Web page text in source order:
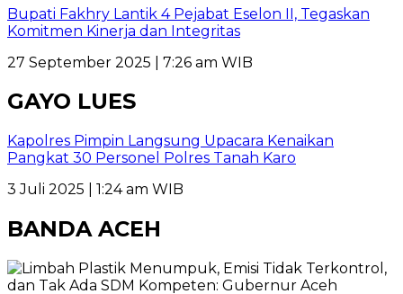
Bupati Fakhry Lantik 4 Pejabat Eselon II, Tegaskan
Komitmen Kinerja dan Integritas
27 September 2025 | 7:26 am WIB
GAYO LUES
Kapolres Pimpin Langsung Upacara Kenaikan
Pangkat 30 Personel Polres Tanah Karo
3 Juli 2025 | 1:24 am WIB
BANDA ACEH